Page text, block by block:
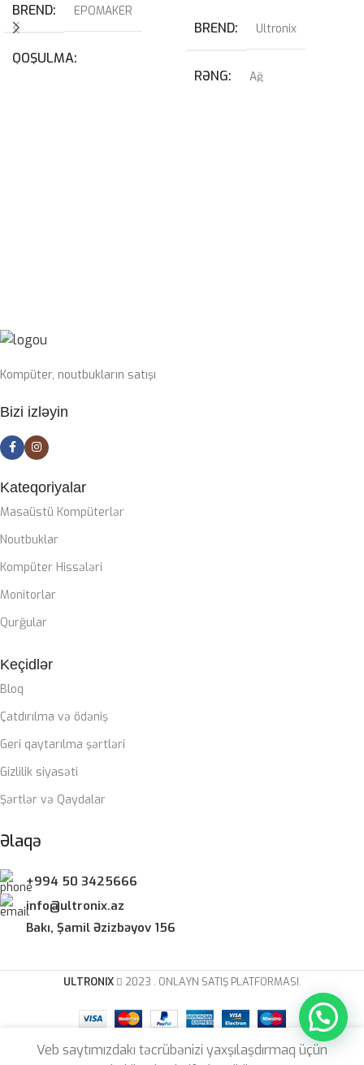
BREND EPOMAKER
QOŞULMA
BREND Ultronix
RƏNG Ağ
Kompüter, noutbukların satışı
Bizi izləyin
Kateqoriyalar
Masaüstü Kompüterlər
Noutbuklar
Kompüter Hissələri
Monitorlar
Qurğular
Keçidlər
Bloq
Çatdırılma və ödəniş
Geri qaytarılma şərtləri
Gizlilik siyasəti
Şərtlər və Qaydalar
Əlaqə
+994 50 3425666
info@ultronix.az
Bakı, Şamil Əzizbəyov 156
ULTRONIX 2023 . ONLAYN SATIŞ PLATFORMASI.
Veb saytımızdakı təcrübənizi yaxşılaşdırmaq üçün
Kömək lazımdır?